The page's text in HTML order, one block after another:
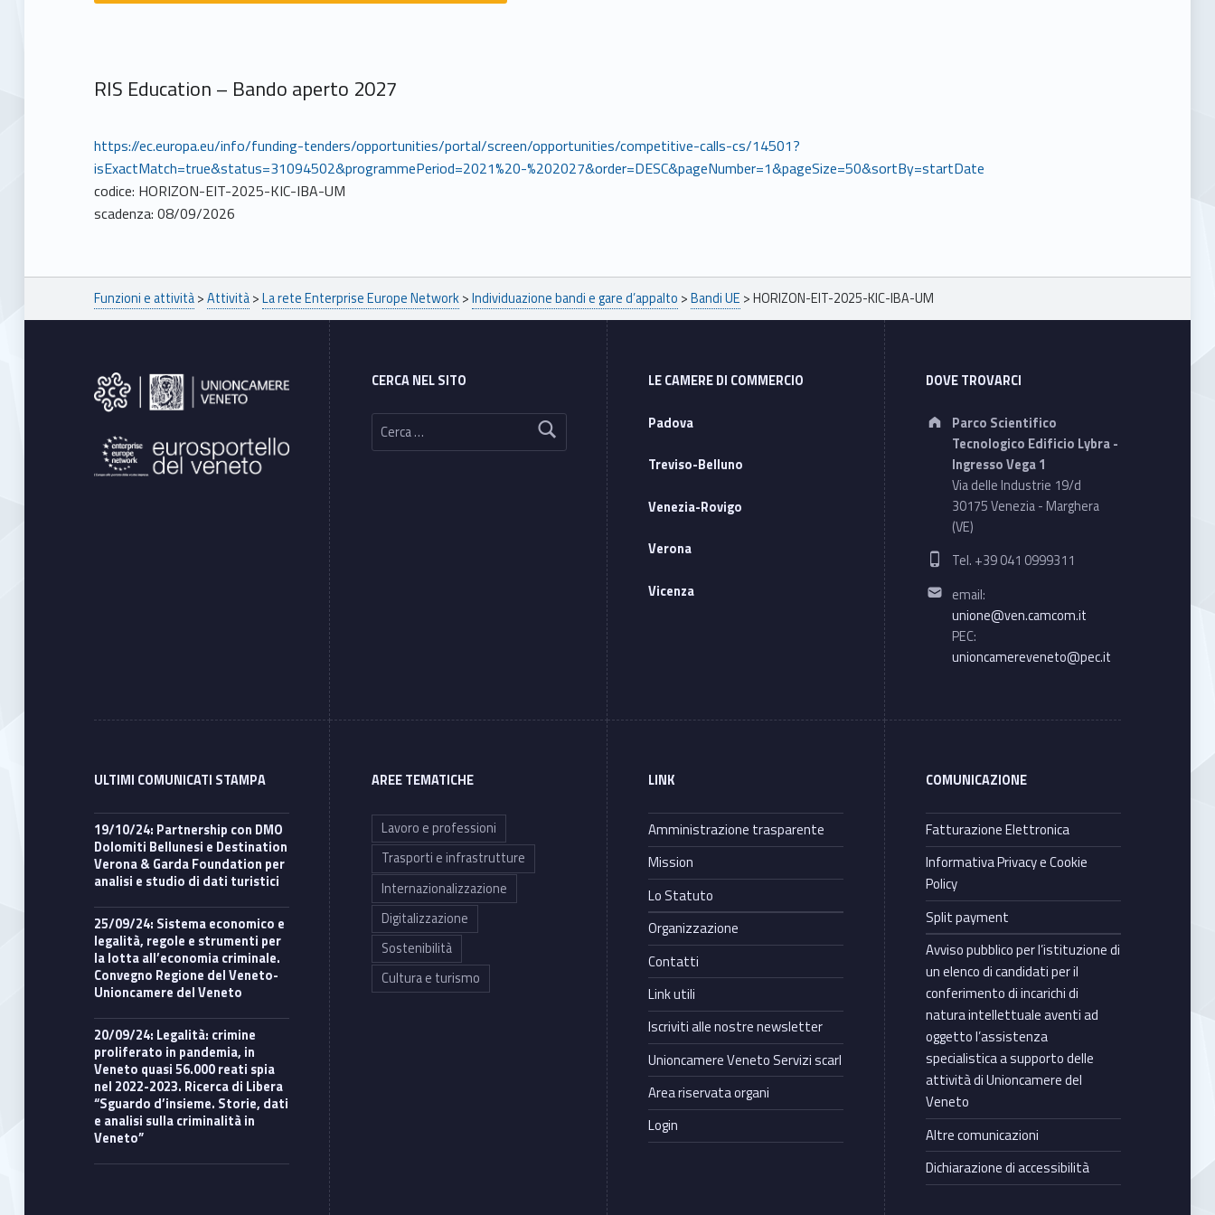
RIS Education – Bando aperto 2027
https://ec.europa.eu/info/funding-tenders/opportunities/portal/screen/opportunities/competitive-calls-cs/14501?
isExactMatch=true&status=31094502&programmePeriod=2021%20-%202027&order=DESC&pageNumber=1&pageSize=50&sortBy=startDate
codice: HORIZON-EIT-2025-KIC-IBA-UM
scadenza: 08/09/2026
Breadcrumbs navigation
Funzioni e attività>Attività>La rete Enterprise Europe Network>Individuazione bandi e gare d’appalto >Bandi UE >HORIZON-EIT-2025-KIC-IBA-UM
Footer sidebar
CERCA NEL SITO
Ricerca per:
LE CAMERE DI COMMERCIO
Padova
Treviso-Belluno
Venezia-Rovigo
Verona
Vicenza
DOVE TROVARCI
Address:
Parco Scientifico
Tecnologico Edificio Lybra -
Ingresso Vega 1
Via delle Industrie 19/d
30175 Venezia - Marghera
(VE)
Phone number:
Tel. +39 041 0999311
Email address:
email:
unione@ven.camcom.it
PEC:
unioncamereveneto@pec.it
ULTIMI COMUNICATI STAMPA
19/10/24: Partnership con DMO
Dolomiti Bellunesi e Destination
Verona & Garda Foundation per
analisi e studio di dati turistici
25/09/24: Sistema economico e
legalità, regole e strumenti per
la lotta all’economia criminale.
Convegno Regione del Veneto-
Unioncamere del Veneto
20/09/24: Legalità: crimine
proliferato in pandemia, in
Veneto quasi 56.000 reati spia
nel 2022-2023. Ricerca di Libera
“Sguardo d’insieme. Storie, dati
e analisi sulla criminalità in
Veneto”
AREE TEMATICHE
Lavoro e professioni
Trasporti e infrastrutture
Internazionalizzazione
Digitalizzazione
Sostenibilità
Cultura e turismo
LINK
Amministrazione trasparente
Mission
Lo Statuto
Organizzazione
Contatti
Link utili
Iscriviti alle nostre newsletter
Unioncamere Veneto Servizi scarl
Area riservata organi
Login
COMUNICAZIONE
Fatturazione Elettronica
Informativa Privacy e Cookie
Policy
Split payment
Avviso pubblico per l’istituzione di
un elenco di candidati per il
conferimento di incarichi di
natura intellettuale aventi ad
oggetto l’assistenza
specialistica a supporto delle
attività di Unioncamere del
Veneto
Altre comunicazioni
Dichiarazione di accessibilità